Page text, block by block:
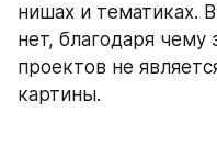
нишах и тематиках.
нет, благодаря чему
проектов не
картины.